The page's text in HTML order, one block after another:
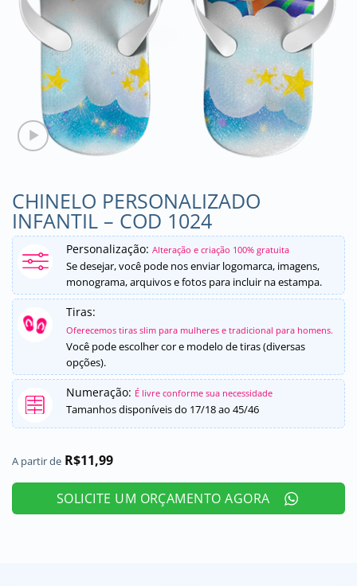
CHINELO PERSONALIZADO
INFANTIL – COD 1024
Personalização: Alteração e criação 100% gratuita
Se desejar, você pode nos enviar logomarca, imagens,
monograma, arquivos e fotos para incluir na estampa.
Tiras:
Oferecemos tiras slim para mulheres e tradicional para homens.
Você pode escolher cor e modelo de tiras (diversas
opções).
Numeração: É livre conforme sua necessidade
Tamanhos disponíveis do 17/18 ao 45/46
A partir de R$11,99
SOLICITE UM ORÇAMENTO AGORA